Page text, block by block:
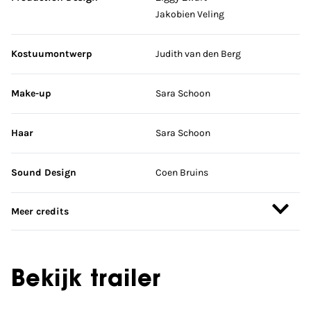
Jakobien Veling
Kostuumontwerp Judith van den Berg
Make-up Sara Schoon
Haar Sara Schoon
Sound Design Coen Bruins
Meer credits
Bekijk trailer